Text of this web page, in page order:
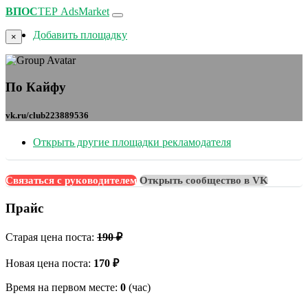
ВПОСТЕР AdsMarket
Добавить площадку
×
По Кайфу
vk.ru/club223889536
Открыть другие площадки рекламодателя
Связаться с руководителем Открыть сообщество в VK
Прайс
Старая цена поста: 190 ₽
Новая цена поста: 170 ₽
Время на первом месте: 0 (час)